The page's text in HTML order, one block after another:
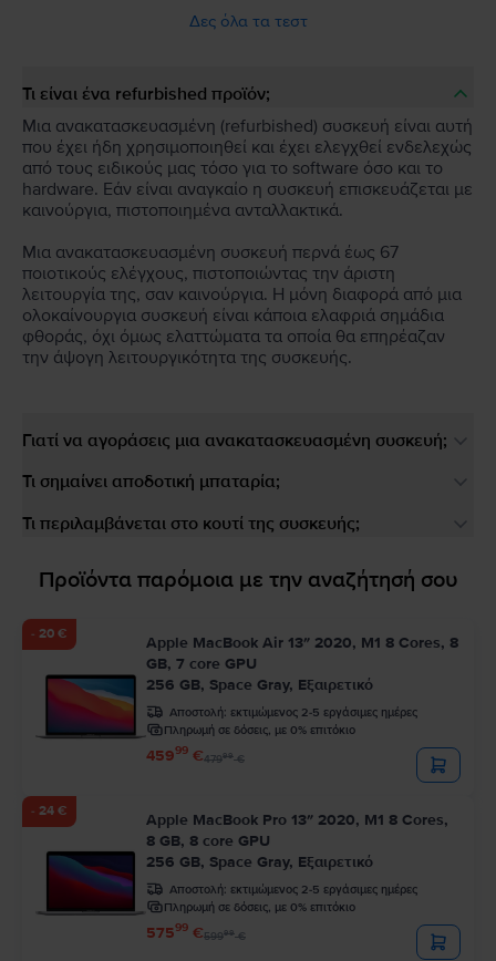
Δες όλα τα τεστ
Τι είναι ένα refurbished προϊόν;
Μια ανακατασκευασμένη (refurbished) συσκευή είναι αυτή
που έχει ήδη χρησιμοποιηθεί και έχει ελεγχθεί ενδελεχώς
από τους ειδικούς μας τόσο για το software όσο και το
hardware. Εάν είναι αναγκαίο η συσκευή επισκευάζεται με
καινούργια, πιστοποιημένα ανταλλακτικά.
Μια ανακατασκευασμένη συσκευή περνά έως 67
ποιοτικούς ελέγχους, πιστοποιώντας την άριστη
λειτουργία της, σαν καινούργια. Η μόνη διαφορά από μια
ολοκαίνουργια συσκευή είναι κάποια ελαφριά σημάδια
φθοράς, όχι όμως ελαττώματα τα οποία θα επηρέαζαν
την άψογη λειτουργικότητα της συσκευής.
Γιατί να αγοράσεις μια ανακατασκευασμένη συσκευή;
Τι σημαίνει αποδοτική μπαταρία;
Τι περιλαμβάνεται στο κουτί της συσκευής;
Προϊόντα παρόμοια με την αναζήτησή σου
- 20 €
Apple MacBook Air 13″ 2020, M1 8 Cores, 8
GB, 7 core GPU
256 GB, Space Gray, Εξαιρετικό
Αποστολή: εκτιμώμενος 2-5 εργάσιμες ημέρες
Πληρωμή σε δόσεις, με 0% επιτόκιο
45999 €47999€
- 24 €
Apple MacBook Pro 13″ 2020, M1 8 Cores,
8 GB, 8 core GPU
256 GB, Space Gray, Εξαιρετικό
Αποστολή: εκτιμώμενος 2-5 εργάσιμες ημέρες
Πληρωμή σε δόσεις, με 0% επιτόκιο
57599 €59999€